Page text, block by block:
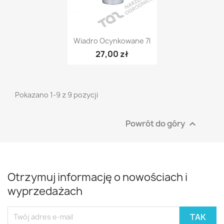
Szybki podgląd
Wiadro Ocynkowane 7l
27,00 zł
Pokazano 1-9 z 9 pozycji
Powrót do góry 
Otrzymuj informację o nowościach i
wyprzedażach